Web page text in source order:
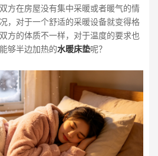
方在房屋没有集中采暖或者暖气的情
，对于一个舒适的采暖设备就变得格
方的体质不一样，对于温度的要求也
够半边加热的水暖床垫呢？